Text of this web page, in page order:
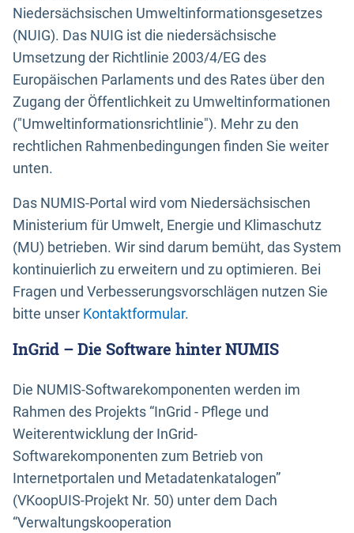
Niedersächsischen Umweltinformationsgesetzes
(NUIG). Das NUIG ist die niedersächsische
Umsetzung der Richtlinie 2003/4/EG des
Europäischen Parlaments und des Rates über den
Zugang der Öffentlichkeit zu Umweltinformationen
("Umweltinformationsrichtlinie"). Mehr zu den
rechtlichen Rahmenbedingungen finden Sie weiter
unten.
Das NUMIS-Portal wird vom Niedersächsischen
Ministerium für Umwelt, Energie und Klimaschutz
(MU) betrieben. Wir sind darum bemüht, das System
kontinuierlich zu erweitern und zu optimieren. Bei
Fragen und Verbesserungsvorschlägen nutzen Sie
bitte unser Kontaktformular.
InGrid – Die Software hinter NUMIS
Die NUMIS-Softwarekomponenten werden im
Rahmen des Projekts “InGrid - Pflege und
Weiterentwicklung der InGrid-
Softwarekomponenten zum Betrieb von
Internetportalen und Metadatenkatalogen”
(VKoopUIS-Projekt Nr. 50) unter dem Dach
“Verwaltungskooperation